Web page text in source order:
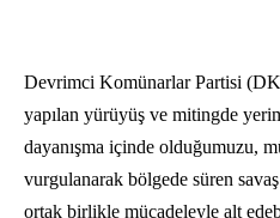
Devrimci Komünarlar Partisi
yapılan yürüyüş ve mitingde
dayanışma içinde olduğumuzu,
vurgulanarak bölgede süren
ortak birlikle mücadeleyle alt